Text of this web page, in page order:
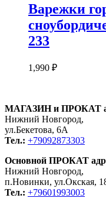
Варежки
233
1,990 ₽
МАГАЗИН и ПРОКАТ
Нижний Новгород,
ул.Бекетова, 6А
Тел.: +79092873303
Основной ПРОКАТ
Нижний Новгород,
п.Новинки, ул.Окская,
Тел.: +79601993003